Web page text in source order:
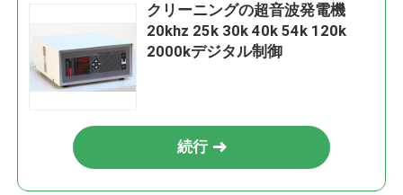
クリーニングの超音波発電機
20khz 25k 30k 40k 54k 120k
2000kデジタル制御
続行